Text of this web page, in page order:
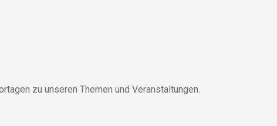
zu unseren Themen und Veranstaltungen.